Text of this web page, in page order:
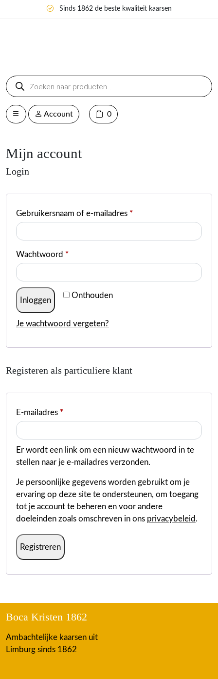
Sinds 1862 de beste kwaliteit kaarsen
Producten
zoeken
Account 0
Mijn account
Login
Gebruikersnaam of e-mailadres *
Wachtwoord *
Onthouden
Inloggen
Je wachtwoord vergeten?
Registeren als particuliere klant
E-mailadres *
Er wordt een link om een nieuw wachtwoord in te
stellen naar je e-mailadres verzonden.
Je persoonlijke gegevens worden gebruikt om je
ervaring op deze site te ondersteunen, om toegang
tot je account te beheren en voor andere
doeleinden zoals omschreven in ons privacybeleid .
Registreren
Boca Kristen 1862
Ambachtelijke kaarsen uit
Limburg sinds 1862